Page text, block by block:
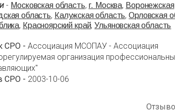
- Московская область, г. Москва, Воронежская
область, Калужская область,Орловская
, Красноярский край,Ульяновская область
СРО -Ассоциация МСОПАУ - Ассоциация
организация
СРО - 2003-10-06